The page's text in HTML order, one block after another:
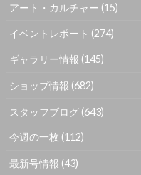
アート・カルチャー (15)
イベントレポート (274)
ギャラリー情報 (145)
ショップ情報 (682)
スタッフブログ (643)
今週の一枚 (112)
最新号情報 (43)